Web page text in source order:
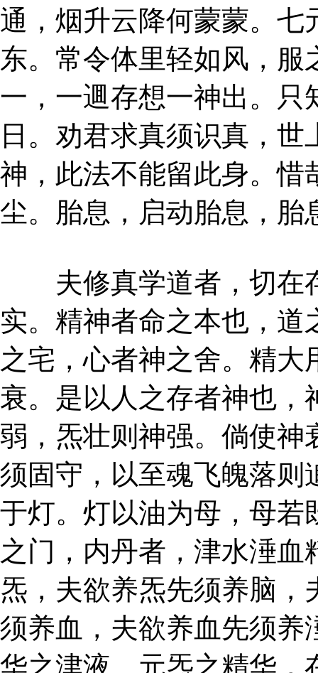
通，烟升云降何蒙蒙。七
东。常令体里轻如风，
一，一逥存想一神出。只
日。劝君求真须识真，
神，此法不能留此身。惜
尘。胎息，启动胎息，胎
夫修真学道者，切在
实。精神者命之本也，
之宅，心者神之舍。精
衰。是以人之存者神也，
弱，炁壮则神强。倘使神
须固守，以至魂飞魄落则
于灯。灯以油为母，母若
之门，内丹者，津水涶
炁，夫欲养炁先须养脑
须养血，夫欲养血先须养
华之津液、元炁之精华，